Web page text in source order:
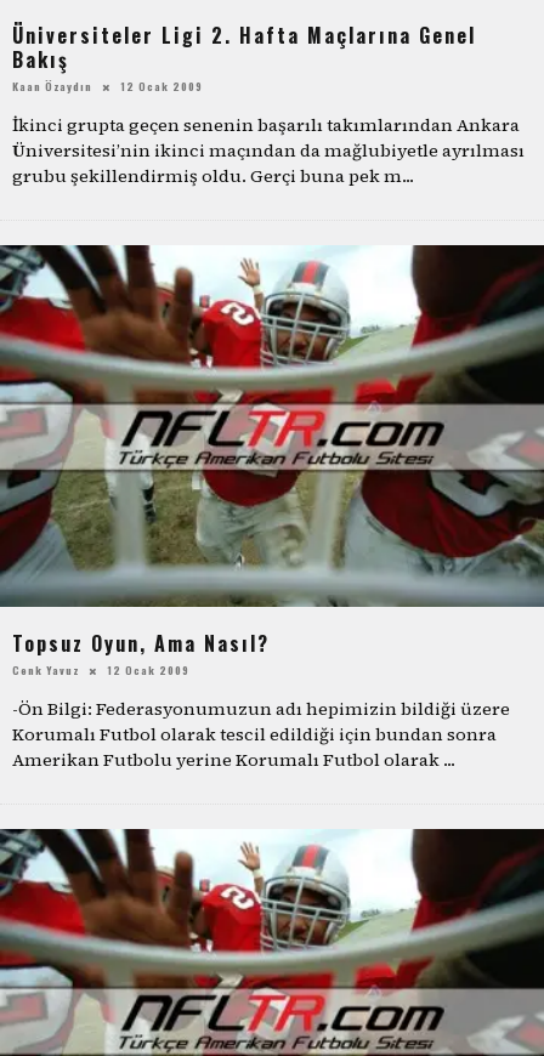
Üniversiteler Ligi 2. Hafta Maçlarına Genel
Bakış
Kaan Özaydın 12 Ocak 2009
İkinci grupta geçen senenin başarılı takımlarından Ankara
Üniversitesi’nin ikinci maçından da mağlubiyetle ayrılması
grubu şekillendirmiş oldu. Gerçi buna pek m...
Topsuz Oyun, Ama Nasıl?
Cenk Yavuz 12 Ocak 2009
-Ön Bilgi: Federasyonumuzun adı hepimizin bildiği üzere
Korumalı Futbol olarak tescil edildiği için bundan sonra
Amerikan Futbolu yerine Korumalı Futbol olarak ...